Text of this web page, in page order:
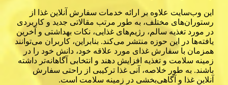
این وب‌سایت علاوه بر ارائه خدمات سفارش آنلاین غذا از
رستوران‌های مختلف، به طور مرتب مقالاتی جدید و کاربردی
در مورد تغذیه سالم، رژیم‌های غذایی، نکات بهداشتی و آخرین
یافته‌ها در این حوزه منتشر می‌کند. بنابراین، کاربران می‌توانند
همزمان با سفارش غذای مورد علاقه خود، دانش خود را در
زمینه سلامت و تغذیه افزایش دهند و انتخابی آگاهانه‌تر داشته
باشند. به طور خلاصه، آنی غذا ترکیبی از راحتی سفارش
آنلاین غذا و آگاهی‌بخشی در زمینه سلامت است.